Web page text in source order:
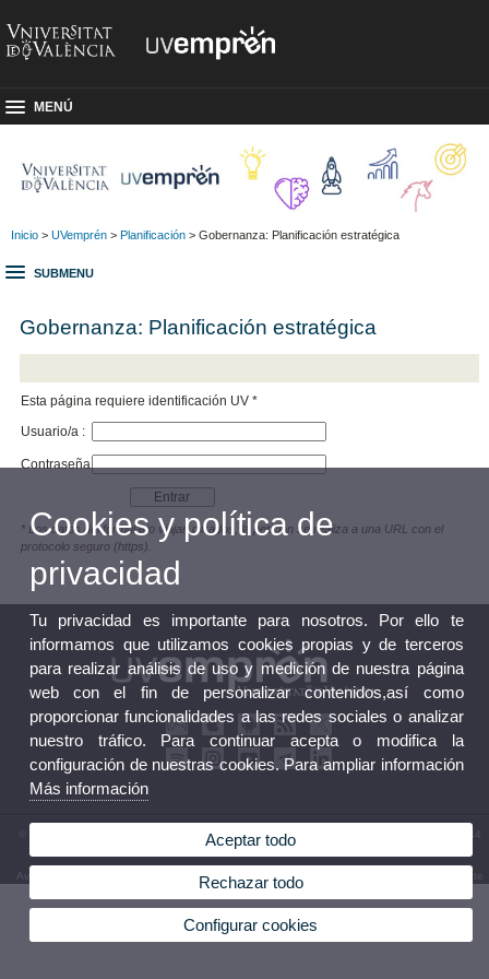
MENÚ
Inicio > UVemprén > Planificación > Gobernanza: Planificación estratégica
SUBMENU
Gobernanza: Planificación estratégica
Esta página requiere identificación UV *
Usuario/a :
Contraseña :
* Los datos del formulario viajan cifrados, la petición se realiza a una URL con el
protocolo seguro (https).
© 2026 UV. - Calle Albalat dels Tarongers, nº 3 bajo 46021 VALENCIA. Teléfono: 96 398 34
72
Aviso legal Política privacidad Cookies Bústia de contacte
Cookies y política de
privacidad
Tu privacidad es importante para nosotros. Por ello te
informamos que utilizamos cookies propias y de terceros
para realizar análisis de uso y medición de nuestra página
web con el fin de personalizar contenidos,así como
proporcionar funcionalidades a las redes sociales o analizar
nuestro tráfico. Para continuar acepta o modifica la
configuración de nuestras cookies. Para ampliar información
Más información
Aceptar todo
Rechazar todo
Configurar cookies